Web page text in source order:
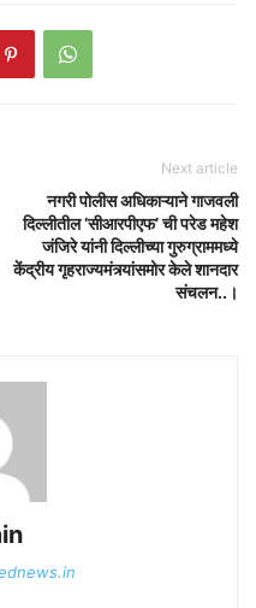
Next article
नगरी पोलीस अधिकाऱ्याने गाजवली
दिल्लीतील ‘सीआरपीएफ’ ची परेड महेश
जंजिरे यांनी दिल्लीच्या गुरुग्राममध्ये
केंद्रीय गृहराज्यमंत्र्यांसमोर केले शानदार
संचलन..।